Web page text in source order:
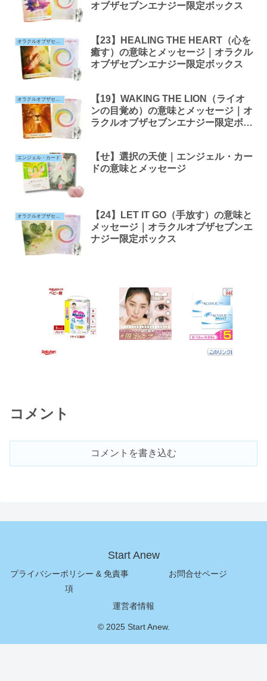
オブザセブンエナジー限定ボックス
【23】HEALING THE HEART（心を
癒す）の意味とメッセージ｜オラクル
オブザセブンエナジー限定ボックス
オラクルオブザセブンエナジー
【19】WAKING THE LION（ライオ
ンの目覚め）の意味とメッセージ｜オ
ラクルオブザセブンエナジー限定ボッ
エンジェル・カード
【せ】選択の天使｜エンジェル・カー
ドの意味とメッセージ
オラクルオブザセブンエナジー
【24】LET IT GO（手放す）の意味と
メッセージ｜オラクルオブザセブンエ
ナジー限定ボックス
コメント
コメントを書き込む
Start Anew
プライバシーポリシー & 免責事
項
お問合せページ
運営者情報
© 2025 Start Anew.